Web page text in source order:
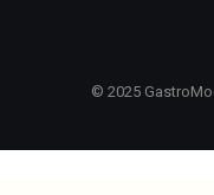
© 2025